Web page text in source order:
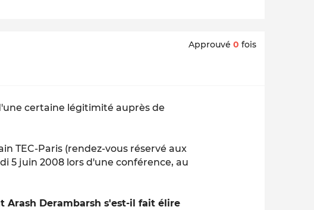
Approuvé 0 fois
certaine légitimité auprès de
TEC-Paris (rendez-vous réservé aux
5 juin 2008 lors d'une conférence, au
Derambarsh s'est-il fait élire